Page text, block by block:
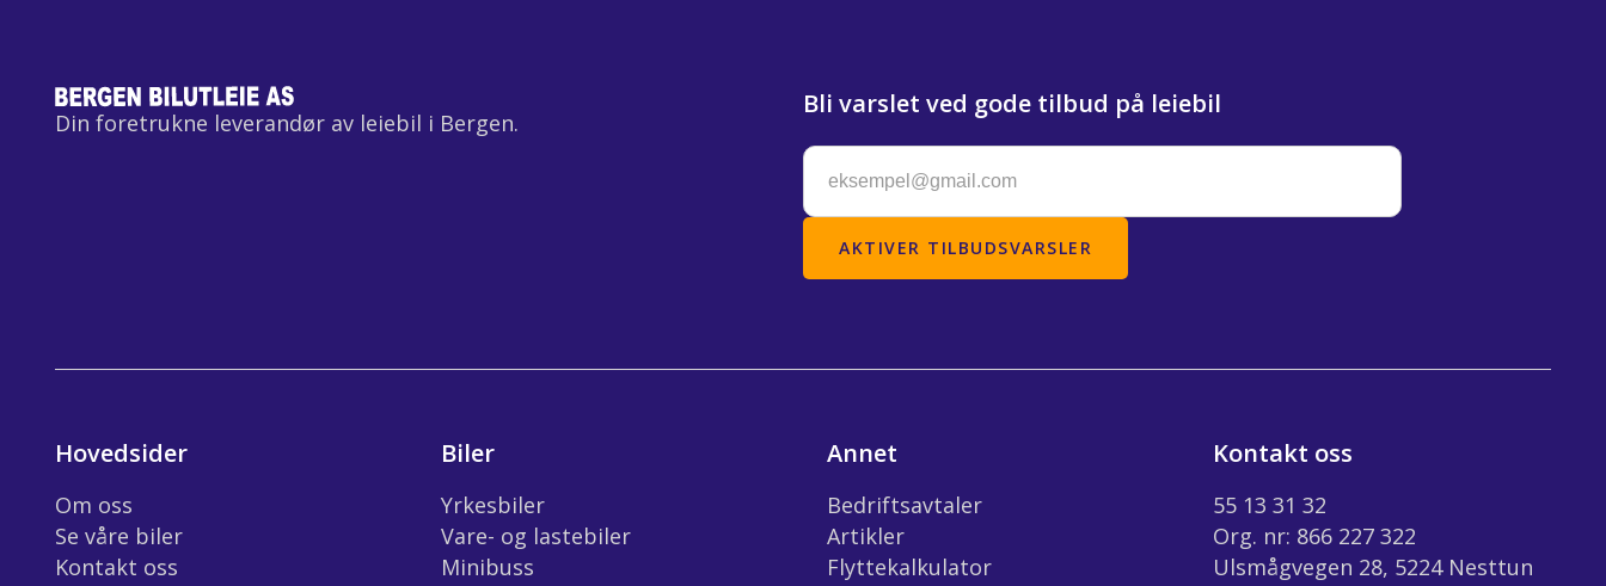
Din foretrukne leverandør av leiebil i Bergen.
Bli varslet ved gode tilbud på leiebil
Hovedsider
Om oss
Se våre biler
Kontakt oss
Biler
Yrkesbiler
Vare- og lastebiler
Minibuss
Annet
Bedriftsavtaler
Artikler
Flyttekalkulator
Kontakt oss
55 13 31 32
Org. nr: 866 227 322
Ulsmågvegen 28, 5224 Nesttun